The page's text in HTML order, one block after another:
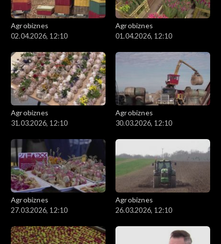
Agrobiznes
02.04.2026, 12:10
Agrobiznes
01.04.2026, 12:10
Agrobiznes
31.03.2026, 12:10
Agrobiznes
30.03.2026, 12:10
Agrobiznes
27.03.2026, 12:10
Agrobiznes
26.03.2026, 12:10